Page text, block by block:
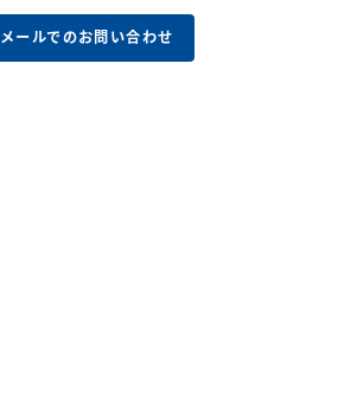
メールでのお問い合わせ